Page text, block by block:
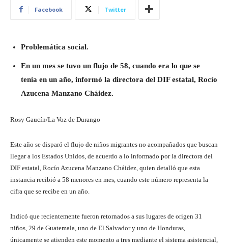
Facebook Twitter
Problemática social.
En un mes se tuvo un flujo de 58, cuando era lo que se
tenía en un año, informó la directora del DIF estatal, Rocío
Azucena Manzano Cháidez.
Rosy Gaucín/La Voz de Durango
Este año se disparó el flujo de niños migrantes no acompañados que buscan
llegar a los Estados Unidos, de acuerdo a lo informado por la directora del
DIF estatal, Rocío Azucena Manzano Cháidez, quien detalló que esta
instancia recibió a 58 menores en mes, cuando este número representa la
cifra que se recibe en un año.
Indicó que recientemente fueron retornados a sus lugares de origen 31
niños, 29 de Guatemala, uno de El Salvador y uno de Honduras,
únicamente se atienden este momento a tres mediante el sistema asistencial,